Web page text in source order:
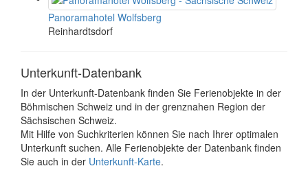
Panoramahotel Wolfsberg
Reinhardtsdorf
Unterkunft-Datenbank
In der Unterkunft-Datenbank finden Sie Ferienobjekte in der
Böhmischen Schweiz und in der grenznahen Region der
Sächsischen Schweiz.
Mit Hilfe von Suchkriterien können Sie nach Ihrer optimalen
Unterkunft suchen. Alle Ferienobjekte der Datenbank finden
Sie auch in der Unterkunft-Karte.